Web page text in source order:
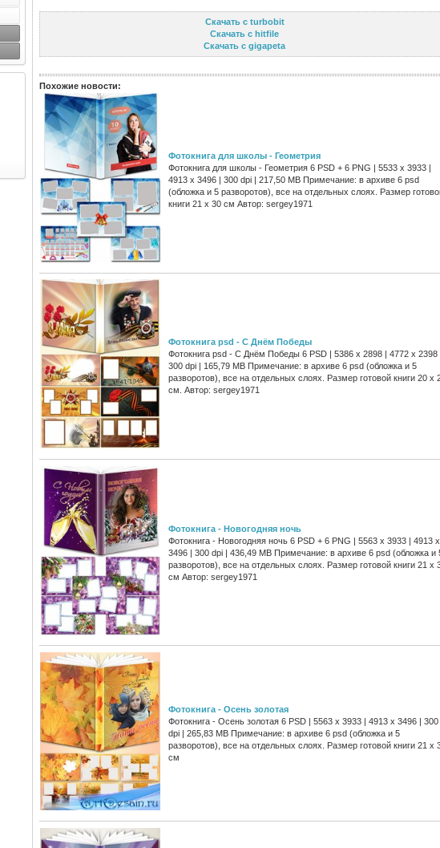
Скачать с turbobit
Скачать с hitfile
Скачать с gigapeta
Похожие новости:
Фотокнига для школы - Геометрия
Фотокнига для школы - Геометрия 6 PSD + 6 PNG | 5533 x 3933 |
4913 x 3496 | 300 dpi | 217,50 MB Примечание: в архиве 6 psd
(обложка и 5 разворотов), все на отдельных слоях. Размер
книги 21 x 30 см Автор: sergey1971
Фотокнига psd - C Днём Победы
Фотокнига psd - C Днём Победы 6 PSD | 5386 x 2898 | 4772 x 2398
300 dpi | 165,79 MB Примечание: в архиве 6 psd (обложка и 5
разворотов), все на отдельных слоях. Размер готовой книги 20 x
см. Автор: sergey1971
Фотокнига - Новогодняя ночь
Фотокнига - Новогодняя ночь 6 PSD + 6 PNG | 5563 x 3933 | 4913 x
3496 | 300 dpi | 436,49 MB Примечание: в архиве 6 psd (обложка и
разворотов), все на отдельных слоях. Размер готовой книги 21 x
см Автор: sergey1971
Фотокнига - Осень золотая
Фотокнига - Осень золотая 6 PSD | 5563 x 3933 | 4913 x 3496 | 300
dpi | 265,83 MB Примечание: в архиве 6 psd (обложка и 5
разворотов), все на отдельных слоях. Размер готовой книги 21 x
см